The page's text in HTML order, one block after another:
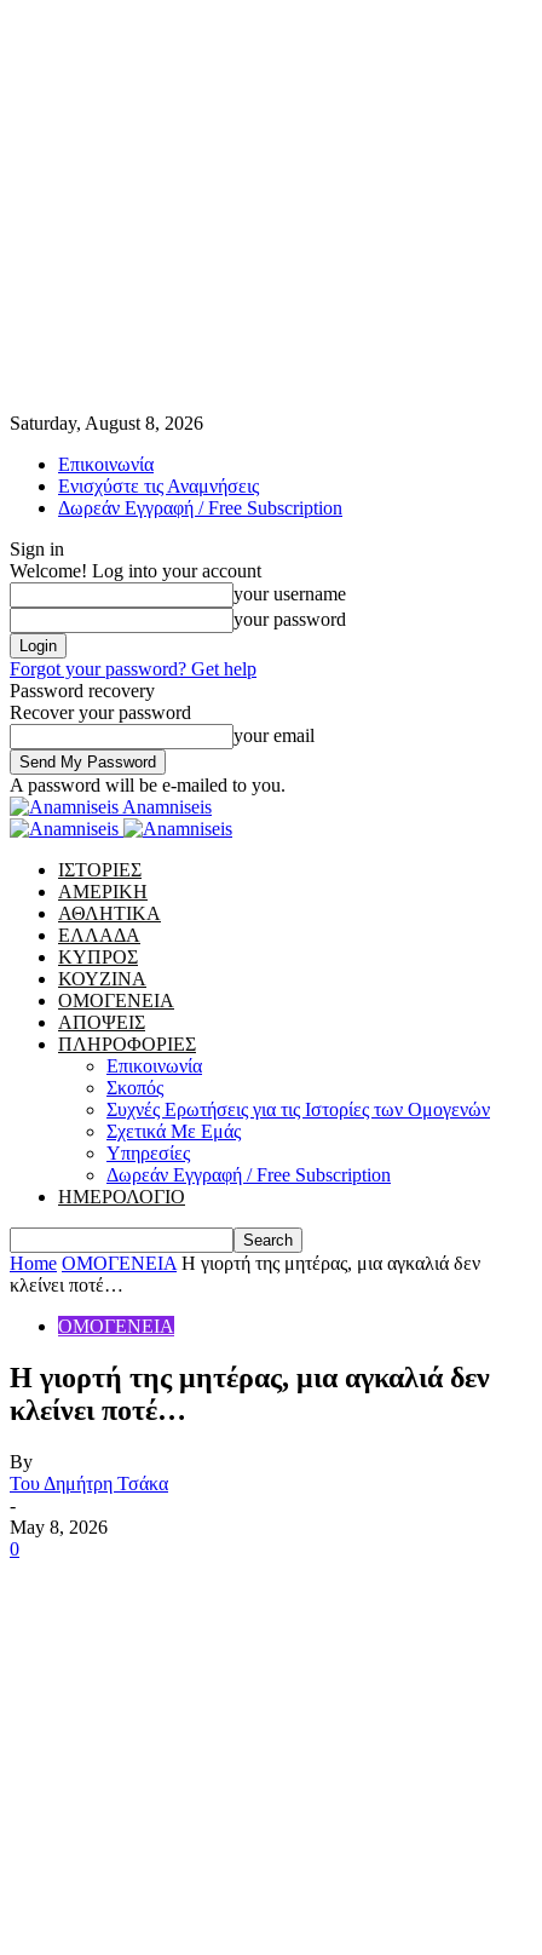
Saturday, August 8, 2026
Επικοινωνία
Ενισχύστε τις Αναμνήσεις
Δωρεάν Εγγραφή / Free Subscription
Sign in
Welcome! Log into your account
your username
your password
Forgot your password? Get help
Password recovery
Recover your password
your email
A password will be e-mailed to you.
Anamniseis
ΙΣΤΟΡΙΕΣ
ΑΜΕΡΙΚΗ
ΑΘΛΗΤΙΚΑ
ΕΛΛΑΔΑ
ΚΥΠΡΟΣ
ΚΟΥΖΙΝΑ
ΟΜΟΓΕΝΕΙΑ
ΑΠΟΨΕΙΣ
ΠΛΗΡΟΦΟΡΙΕΣ
Επικοινωνία
Σκοπός
Συχνές Ερωτήσεις για τις Ιστορίες των Ομογενών
Σχετικά Με Εμάς
Υπηρεσίες
Δωρεάν Εγγραφή / Free Subscription
ΗΜΕΡΟΛΟΓΙΟ
Home ΟΜΟΓΕΝΕΙΑ Η γιορτή της μητέρας, μια αγκαλιά δεν
κλείνει ποτέ…
ΟΜΟΓΕΝΕΙΑ
Η γιορτή της μητέρας, μια αγκαλιά δεν
κλείνει ποτέ…
By
Του Δημήτρη Τσάκα
-
May 8, 2026
0